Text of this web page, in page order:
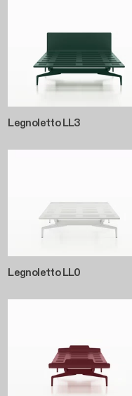
Legnoletto LL3
Legnoletto LL0